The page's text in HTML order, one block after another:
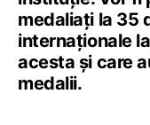
medaliați la 35
internaționale
acesta și care
medalii.